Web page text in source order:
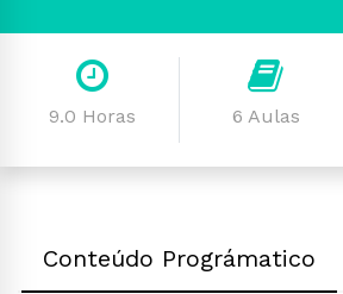
9.0 Horas 6 Aulas
Conteúdo Prográmatico